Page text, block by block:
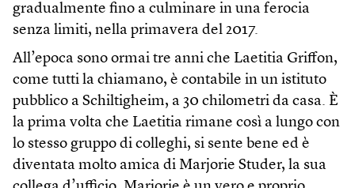
gradualmente fino a culminare in una ferocia
senza limiti, nella primavera del 2017.
All’epoca sono ormai tre anni che Laetitia Griffon,
come tutti la chiamano, è contabile in un istituto
pubblico a Schiltigheim, a 30 chilometri da casa. È
la prima volta che Laetitia rimane così a lungo con
lo stesso gruppo di colleghi, si sente bene ed è
diventata molto amica di Marjorie Studer, la sua